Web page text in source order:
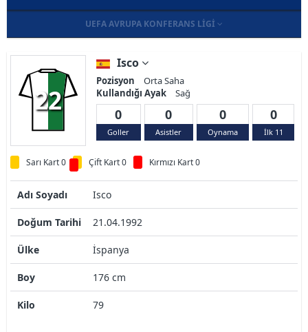
UEFA AVRUPA KONFERANS LIGI
22
Isco
Pozisyon
Orta Saha
Kullandığı Ayak
Sağ
0
Goller
0
Asistler
0
Oynama
0
İlk 11
Sarı Kart 0 Çift Kart 0 Kırmızı Kart 0
Adı Soyadı Isco
Doğum Tarihi 21.04.1992
Ülke İspanya
Boy 176 cm
Kilo 79